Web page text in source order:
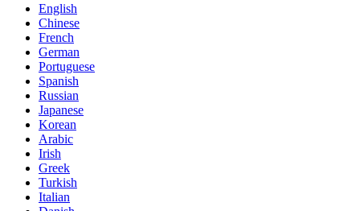
English
Chinese
French
German
Portuguese
Spanish
Russian
Japanese
Korean
Arabic
Irish
Greek
Turkish
Italian